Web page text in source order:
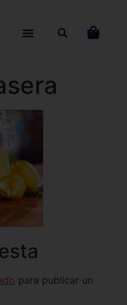
para publicar un